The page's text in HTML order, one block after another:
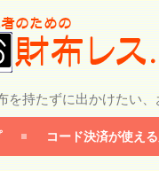
を持たずに出かけたい
コード決済が使え